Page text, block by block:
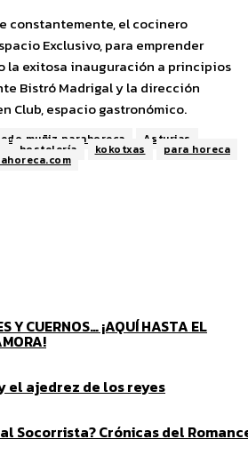
constantemente, el cocinero
Exclusivo, para emprender
la exitosa inauguración a principios
Bistró Madrigal y la dirección
Club, espacio gastronómico.
muñiz parahoreca Asturias
hostelería kokotxas para horeca
Y CUERNOS… ¡AQUÍ HASTA EL
el ajedrez de los reyes
Socorrista? Crónicas del